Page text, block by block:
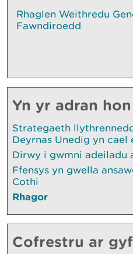
Rhaglen Weithredu
Fawndiroedd
Yn yr adran
Strategaeth
Deyrnas Unedig yn cael
Dirwy i gwmni adeiladu
Ffensys yn gwella
Cothi
Rhagor
Cofrestru ar